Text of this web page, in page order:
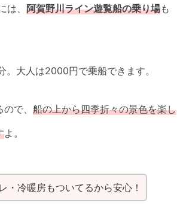
は、 阿賀野川ライン遊覧船の乗り場も
。大人は2000円で乗船できます。
で、 船の上から四季折々の景色を楽し
よ。
・冷暖房もついてるから安心！